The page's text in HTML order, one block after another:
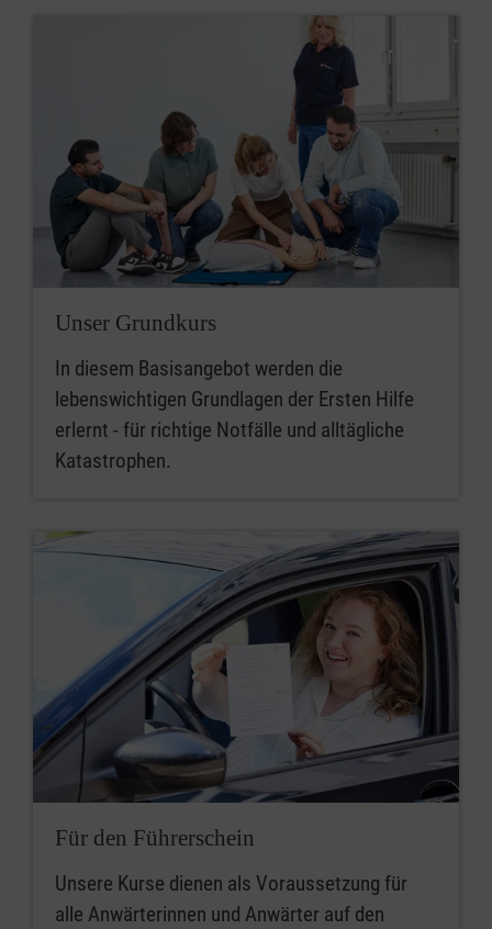
Unser Grundkurs
In diesem Basisangebot werden die
lebenswichtigen Grundlagen der Ersten Hilfe
erlernt - für richtige Notfälle und alltägliche
Katastrophen.
Für den Führerschein
Unsere Kurse dienen als Voraussetzung für
alle Anwärterinnen und Anwärter auf den